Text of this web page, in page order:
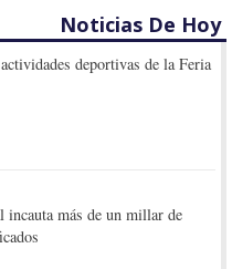
Noticias De Hoy
deportivas de la Feria
incauta más de un millar de